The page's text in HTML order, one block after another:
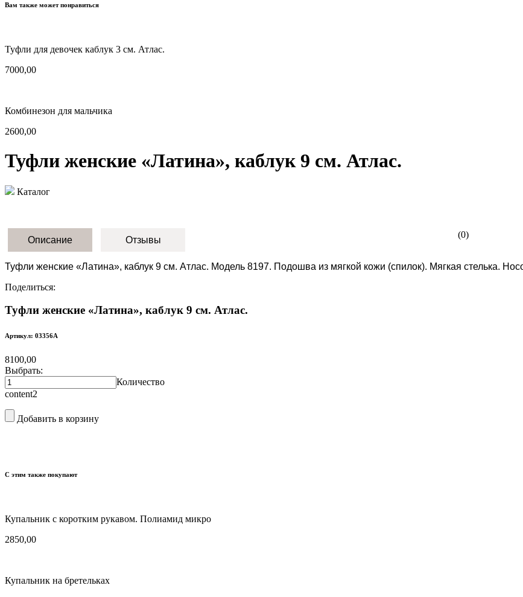
Вам также может понравиться
Туфли для девочек каблук 3 см. Атлас.
7000,00
Комбинезон для мальчика
2600,00
Туфли женские «Латина», каблук 9 см. Атлас.
Каталог
(0)
Описание Отзывы
Туфли женские «Латина», каблук 9 см. Атлас. Модель 8197. Подошва из мягкой кожи (спилок). Мягкая стелька.
Поделиться:
Туфли женские «Латина», каблук 9 см. Атлас.
Артикул: 03356А
8100,00
Выбрать:
Количество
content2
Добавить в корзину
С этим также покупают
Купальник с коротким рукавом. Полиамид микро
2850,00
Купальник на бретельках